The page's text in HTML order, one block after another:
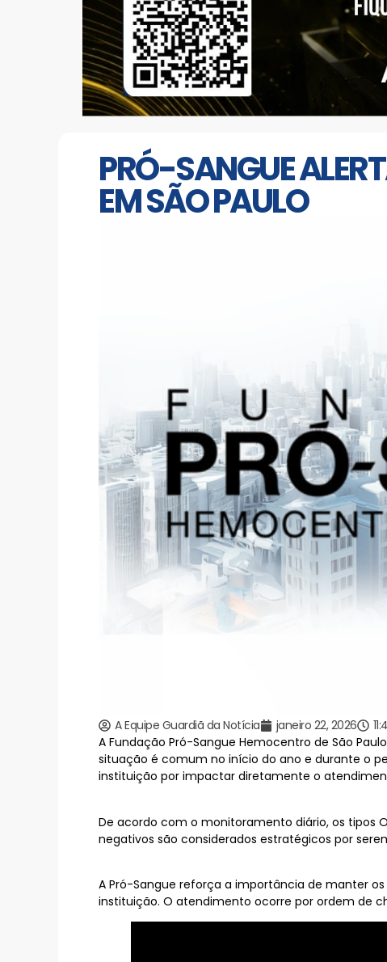
PRÓ-SANGUE
EM SÃO PAULO
A Equipe Guardiã da Notícia janeiro 22, 2026
A Fundação Pró-Sangue Hemocentro de São
situação é comum no início do ano e durante o
instituição por impactar diretamente o
De acordo com o monitoramento diário, os tipos
negativos são considerados estratégicos por
A Pró-Sangue reforça a importância de manter
instituição. O atendimento ocorre por ordem de